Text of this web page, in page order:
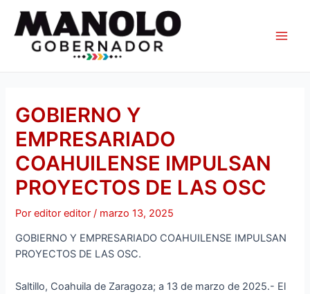
contenido
GOBIERNO Y
EMPRESARIADO
COAHUILENSE IMPULSAN
PROYECTOS DE LAS OSC
Poreditor editor/ marzo 13, 2025
GOBIERNO Y EMPRESARIADO COAHUILENSE IMPULSAN
PROYECTOS DE LAS OSC.
Saltillo, Coahuila de Zaragoza; a 13 de marzo de 2025.- El
de
entradas